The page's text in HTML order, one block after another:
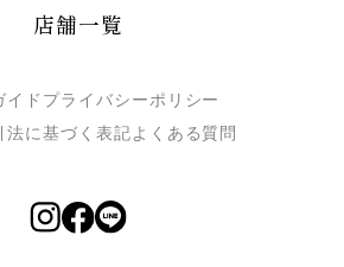
店舗一覧
イド プライバシーポリシー
法に基づく表記よくある質問